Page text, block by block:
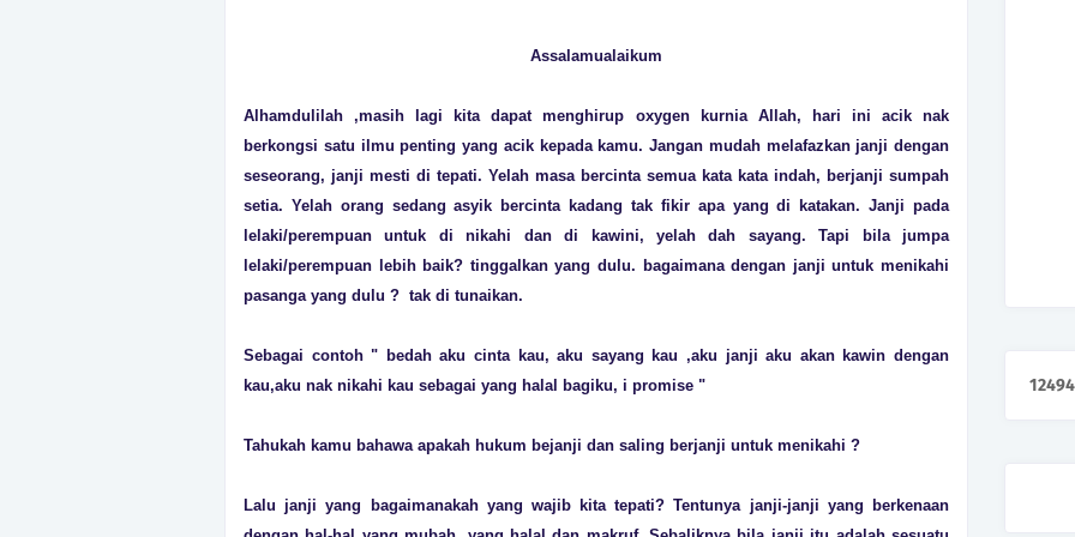
Assalamualaikum
Alhamdulilah ,masih lagi kita dapat menghirup oxygen kurnia Allah, hari ini acik nak
berkongsi satu ilmu penting yang acik kepada kamu. Jangan mudah melafazkan janji dengan
seseorang, janji mesti di tepati. Yelah masa bercinta semua kata kata indah, berjanji sumpah
setia. Yelah orang sedang asyik bercinta kadang tak fikir apa yang di katakan. Janji pada
lelaki/perempuan untuk di nikahi dan di kawini, yelah dah sayang. Tapi bila jumpa
lelaki/perempuan lebih baik? tinggalkan yang dulu. bagaimana dengan janji untuk menikahi
pasanga yang dulu ? tak di tunaikan.
Sebagai contoh " bedah aku cinta kau, aku sayang kau ,aku janji aku akan kawin dengan
kau,aku nak nikahi kau sebagai yang halal bagiku, i promise "
Tahukah kamu bahawa apakah hukum bejanji dan saling berjanji untuk menikahi ?
Lalu janji yang bagaimanakah yang wajib kita tepati? Tentunya janji-janji yang berkenaan
12494